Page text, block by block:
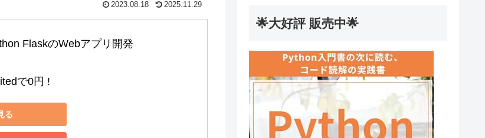
2023.08.18 2025.11.29
FlaskのWebアプリ開発
で0円 !
る
🌟大好評 販売中🌟